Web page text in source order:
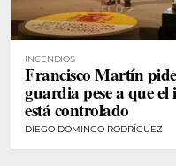
INCENDIOS
Francisco Martín
guardia pese a que el
está controlado
DIEGO DOMINGO RODRÍGUEZ